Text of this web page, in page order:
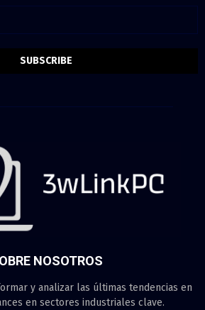
NOSOTROS
y analizar las últimas tendencias en
en sectores industriales clave.